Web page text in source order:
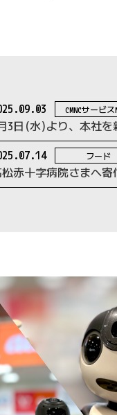
CMNCサービス
3日(水)より、本社を
フード
松赤十字病院さまへ寄